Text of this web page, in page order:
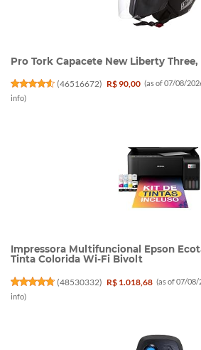
Pro Tork Capacete New Liberty
(46516672) R$ 90,00 (as of 07/08/
info)
Impressora Multifuncional Epson
Tinta Colorida Wi-Fi Bivolt
(48530332) R$ 1.018,68 (as of 07/08/
info)